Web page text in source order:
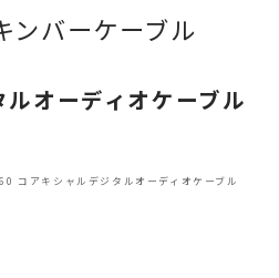
ンバーケーブル
オーディオケーブル
コアキシャルデジタルオーディオケーブル